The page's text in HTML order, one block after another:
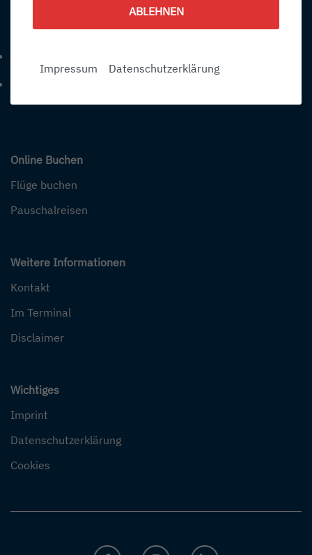
Kontakt
Telefonnummer: 4 9 0 7 5 4 1 2 8 4 0
Online Buchen
Flüge buchen
Pauschalreisen
Weitere Informationen
Kontakt
Im Terminal
Disclaimer
Wichtiges
Imprint
Datenschutzerklärung
Cookies
ABLEHNEN
Impressum Datenschutzerklärung